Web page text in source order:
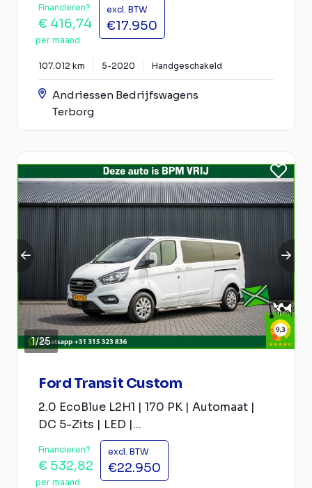
Financieren?
€ 416,74
per maand
excl. BTW
€17.950
107.012 km 5-2020 Handgeschakeld
Andriessen Bedrijfswagens
Terborg
1/25
Ford Transit Custom
2.0 EcoBlue L2H1 | 170 PK | Automaat |
DC 5-Zits | LED |...
Financieren?
€ 532,82
per maand
excl. BTW
€22.950